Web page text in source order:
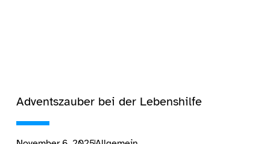
Adventszauber bei der Lebenshilfe